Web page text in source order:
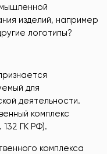
изделий, например
логотипы?
для
деятельности.
комплекс
132 ГК РФ).
комплекса